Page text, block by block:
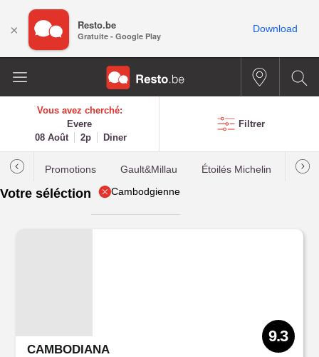
Vous avez cherché:
Evere
08 Août
2p Diner
Filtrer
Promotions Gault&Millau Étoilés Michelin Les
Votre séléction Cambodgienne
CAMBODIANA
9.3
× Resto.be
Gratuite - Google Play
Download